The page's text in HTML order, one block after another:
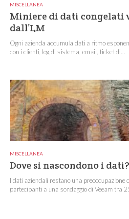
MISCELLANEA
Miniere di dati congelati
dall’LM
Ogni azienda accumula dati a ritmo
con i clienti, log di sistema, email, ticket di...
MISCELLANEA
Dove si nascondono i dati?
I dati aziendali restano una preoccupazione
partecipanti a una sondaggio di Veeam tra